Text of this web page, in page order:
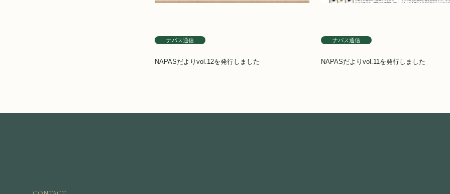
ナパス通信
NAPASだよりvol.12を発行しました
ナパス通信
NAPASだよりvol.11を発行しました